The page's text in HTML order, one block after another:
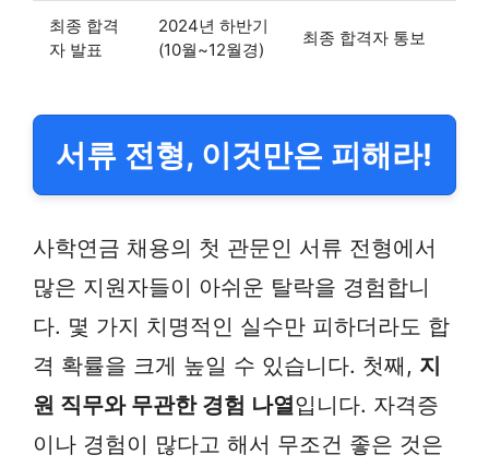
최종 합격
자 발표
2024년 하반기
(10월~12월경)
최종 합격자 통보
서류 전형, 이것만은 피해라!
사학연금 채용의 첫 관문인 서류 전형에서
많은 지원자들이 아쉬운 탈락을 경험합니
다. 몇 가지 치명적인 실수만 피하더라도 합
격 확률을 크게 높일 수 있습니다. 첫째, 지
원 직무와 무관한 경험 나열입니다. 자격증
이나 경험이 많다고 해서 무조건 좋은 것은